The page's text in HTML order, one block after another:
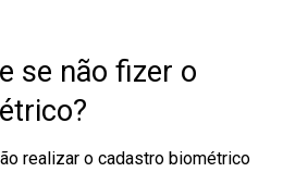
se não fizer o
realizar o cadastro biométrico